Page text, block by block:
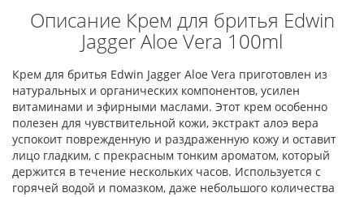
Описание Крем для бритья Edwin
Jagger Aloe Vera 100ml
Крем для бритья Edwin Jagger Aloe Vera приготовлен из
натуральных и органических компонентов, усилен
витаминами и эфирными маслами. Этот крем особенно
полезен для чувствительной кожи, экстракт алоэ вера
успокоит поврежденную и раздраженную кожу и оставит
лицо гладким, с прекрасным тонким ароматом, который
держится в течение нескольких часов. Используется с
горячей водой и помазком, даже небольшого количества